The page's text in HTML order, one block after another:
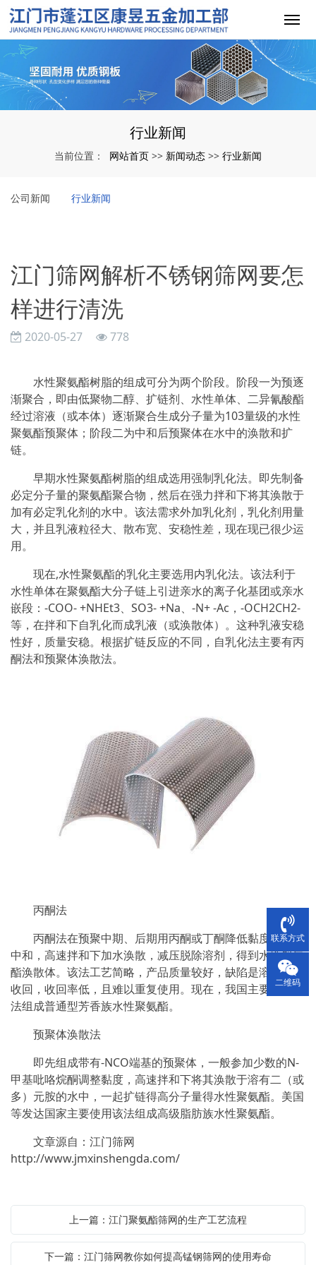
行业新闻
当前位置： 网站首页 >> 新闻动态 >> 行业新闻
公司新闻 行业新闻
江门筛网解析不锈钢筛网要怎
样进行清洗
2020-05-27 778
水性聚氨酯树脂的组成可分为两个阶段。阶段一为预逐
渐聚合，即由低聚物二醇、扩链剂、水性单体、二异氰酸酯
经过溶液（或本体）逐渐聚合生成分子量为103量级的水性
聚氨酯预聚体；阶段二为中和后预聚体在水中的涣散和扩
链。
早期水性聚氨酯树脂的组成选用强制乳化法。即先制备
必定分子量的聚氨酯聚合物，然后在强力拌和下将其涣散于
加有必定乳化剂的水中。该法需求外加乳化剂，乳化剂用量
大，并且乳液粒径大、散布宽、安稳性差，现在现已很少运
用。
现在,水性聚氨酯的乳化主要选用内乳化法。该法利于
水性单体在聚氨酯大分子链上引进亲水的离子化基团或亲水
嵌段：-COO- +NHEt3、SO3- +Na、-N+ -Ac，-OCH2CH2-
等，在拌和下自乳化而成乳液（或涣散体）。这种乳液安稳
性好，质量安稳。根据扩链反应的不同，自乳化法主要有丙
酮法和预聚体涣散法。
丙酮法
丙酮法在预聚中期、后期用丙酮或丁酮降低黏度，经过
中和，高速拌和下加水涣散，减压脱除溶剂，得到水性聚氨
酯涣散体。该法工艺简略，产品质量较好，缺陷是溶剂需求
收回，收回率低，且难以重复使用。现在，我国主要运用该
法组成普通型芳香族水性聚氨酯。
预聚体涣散法
即先组成带有-NCO端基的预聚体，一般参加少数的N-
甲基吡咯烷酮调整黏度，高速拌和下将其涣散于溶有二（或
多）元胺的水中，一起扩链得高分子量得水性聚氨酯。美国
等发达国家主要使用该法组成高级脂肪族水性聚氨酯。
文章源自：江门筛网
http://www.jmxinshengda.com/
上一篇：江门聚氨酯筛网的生产工艺流程
下一篇：江门筛网教你如何提高锰钢筛网的使用寿命
联系方式
二维码